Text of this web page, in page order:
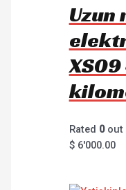
Uzun
Rated 0out
$6'000.00